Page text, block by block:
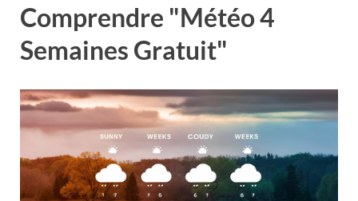
Comprendre "Météo 4
Semaines Gratuit"